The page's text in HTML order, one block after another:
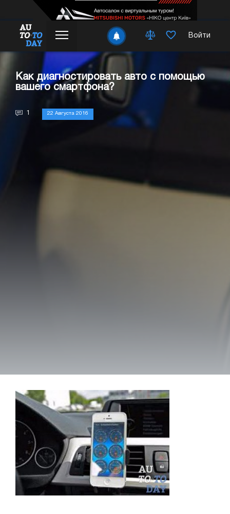
Войти
Как диагностировать авто с помощью
вашего смартфона?
1 22 Августа 2016